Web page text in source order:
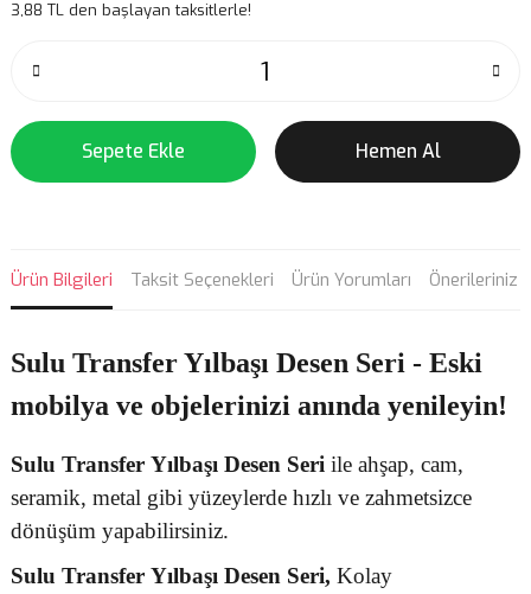
3,88 TL den başlayan taksitlerle!
Sepete Ekle Hemen Al
Ürün Bilgileri Taksit Seçenekleri Ürün Yorumları Önerileriniz
Sulu Transfer Yılbaşı Desen Seri - Eski
mobilya ve objelerinizi anında yenileyin!
Sulu Transfer Yılbaşı Desen Seri ile ahşap, cam,
seramik, metal gibi yüzeylerde hızlı ve zahmetsizce
dönüşüm yapabilirsiniz.
Sulu Transfer Yılbaşı Desen Seri, Kolay